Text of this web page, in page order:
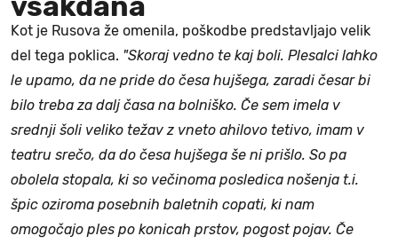
Kot je Rusova že omenila, poškodbe predstavljajo velik
del tega poklica. "Skoraj vedno te kaj boli. Plesalci lahko
le upamo, da ne pride do česa hujšega, zaradi česar bi
bilo treba za dalj časa na bolniško. Če sem imela v
srednji šoli veliko težav z vneto ahilovo tetivo, imam v
teatru srečo, da do česa hujšega še ni prišlo. So pa
obolela stopala, ki so večinoma posledica nošenja t.i.
špic oziroma posebnih baletnih copati, ki nam
omogočajo ples po konicah prstov, pogost pojav. Če